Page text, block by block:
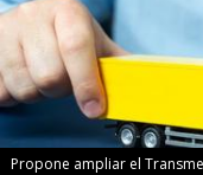
Propone ampliar el